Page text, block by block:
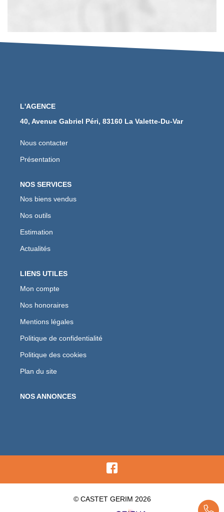
L'AGENCE
40, Avenue Gabriel Péri, 83160 La Valette-Du-Var
Nous contacter
Présentation
NOS SERVICES
Nos biens vendus
Nos outils
Estimation
Actualités
LIENS UTILES
Mon compte
Nos honoraires
Mentions légales
Politique de confidentialité
Politique des cookies
Plan du site
NOS ANNONCES
© CASTET GERIM 2026